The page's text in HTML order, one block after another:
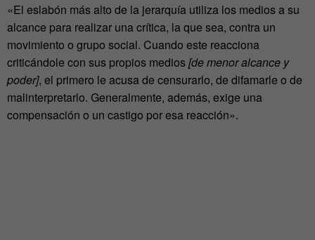
«El eslabón más alto de la jerarquía utiliza los medios a su
alcance para realizar una crítica, la que sea, contra un
movimiento o grupo social. Cuando este reacciona
criticándole con sus propios medios[de menor alcance y
poder], el primero le acusa de censurarlo, de difamarle o de
malinterpretarlo. Generalmente, además, exige una
compensación o un castigo por esa reacción».